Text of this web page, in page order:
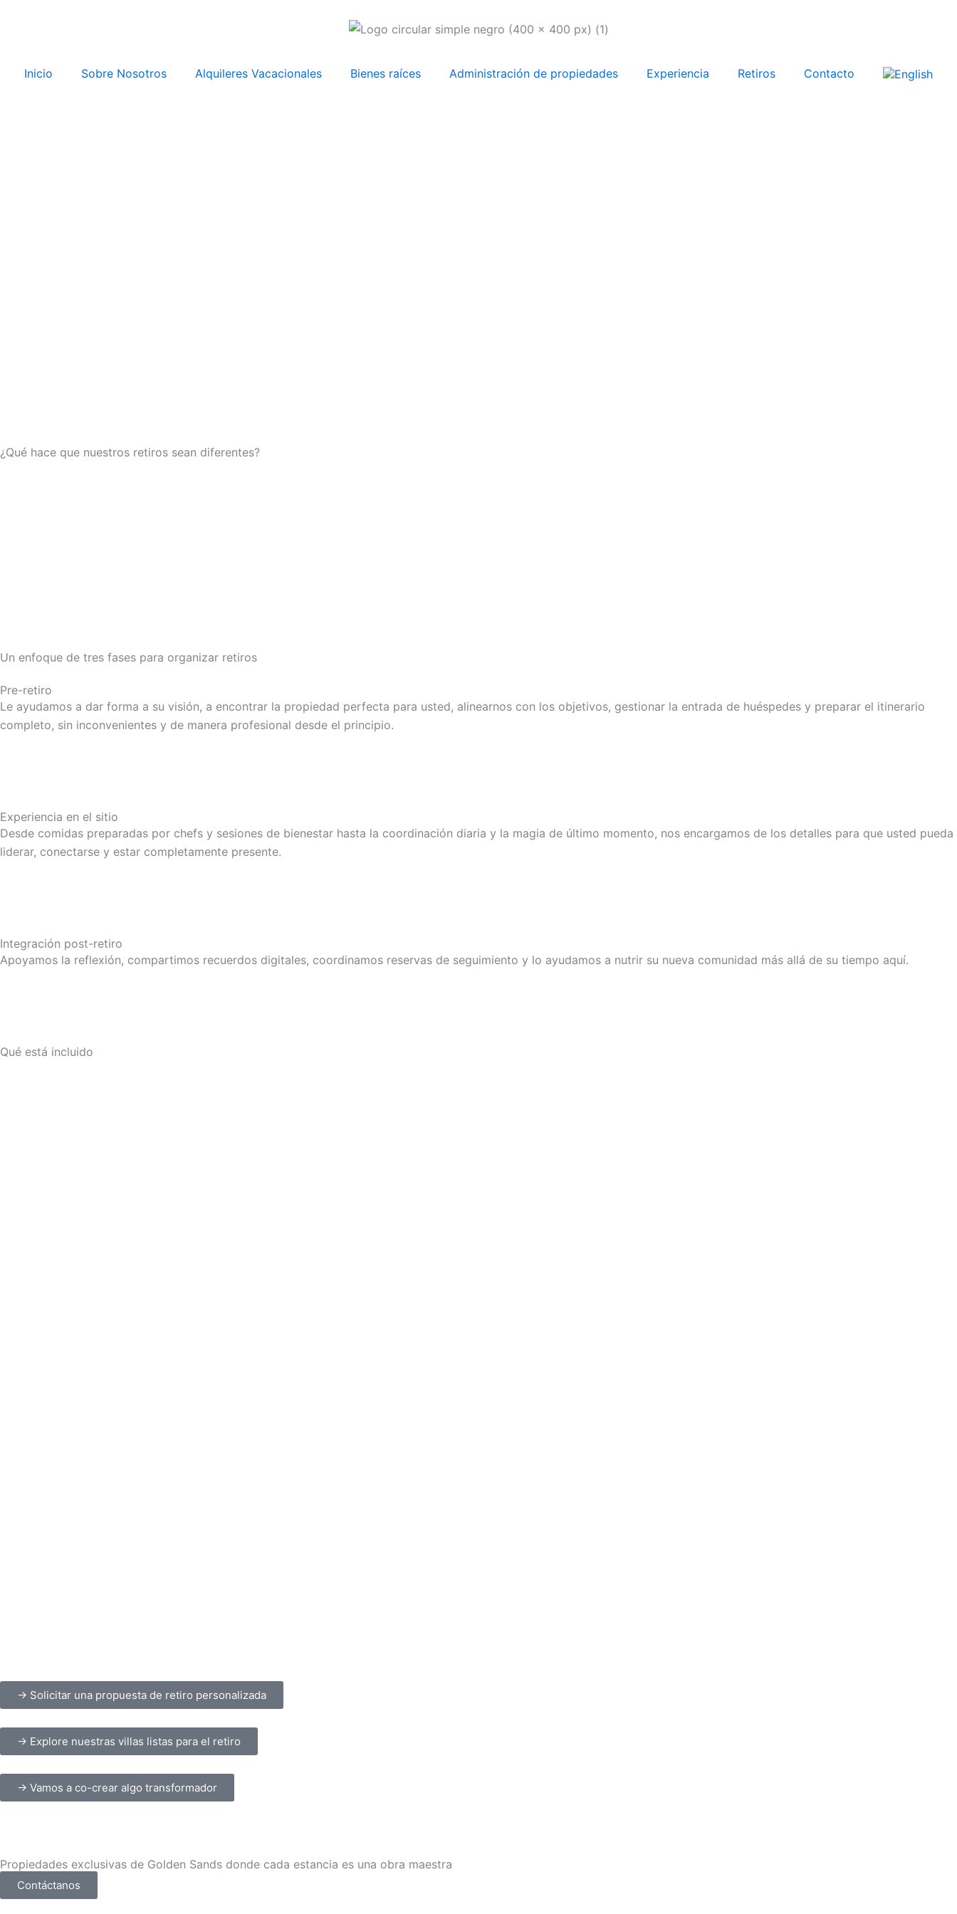
contenido
Inicio Sobre Nosotros Alquileres Vacacionales Bienes raíces Administración de propiedades Experiencia Retiros Contacto
¿Qué hace que nuestros retiros sean diferentes?
Un enfoque de tres fases para organizar retiros
Pre-retiro
Le ayudamos a dar forma a su visión, a encontrar la propiedad perfecta para usted, alinearnos con los objetivos, gestionar la entrada de huéspedes y preparar el itinerario
completo, sin inconvenientes y de manera profesional desde el principio.
Experiencia en el sitio
Desde comidas preparadas por chefs y sesiones de bienestar hasta la coordinación diaria y la magia de último momento, nos encargamos de los detalles para que usted pueda
liderar, conectarse y estar completamente presente.
Integración post-retiro
Apoyamos la reflexión, compartimos recuerdos digitales, coordinamos reservas de seguimiento y lo ayudamos a nutrir su nueva comunidad más allá de su tiempo aquí.
Qué está incluido
→ Solicitar una propuesta de retiro personalizada
→ Explore nuestras villas listas para el retiro
→ Vamos a co-crear algo transformador
Propiedades exclusivas de Golden Sands donde cada estancia es una obra maestra
Contáctanos